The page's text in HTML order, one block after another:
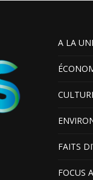
A LA
FAITS
FOCUS